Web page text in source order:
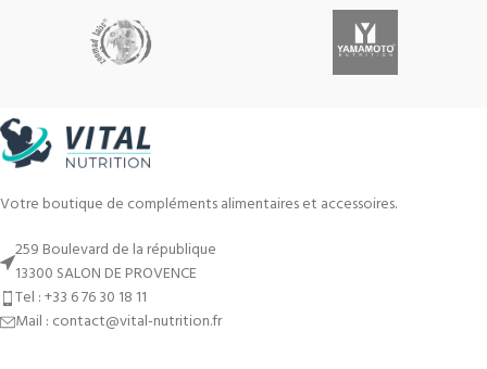
Votre boutique de compléments alimentaires et accessoires.
259 Boulevard de la république
13300 SALON DE PROVENCE
Tel : +33 6 76 30 18 11
Mail : contact@vital-nutrition.fr